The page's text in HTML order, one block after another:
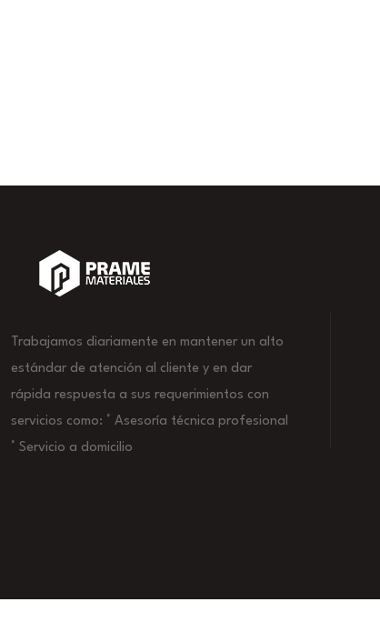
Trabajamos diariamente en mantener un alto
estándar de atención al cliente y en dar
rápida respuesta a sus requerimientos con
servicios como: ° Asesoría técnica profesional
° Servicio a domicilio